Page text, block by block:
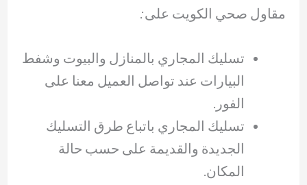
مقاول صحي الكويت على:
تسليك المجاري بالمنازل والبيوت وشفط
البيارات عند تواصل العميل معنا على
الفور.
تسليك المجاري باتباع طرق التسليك
الجديدة والقديمة على حسب حالة
المكان.